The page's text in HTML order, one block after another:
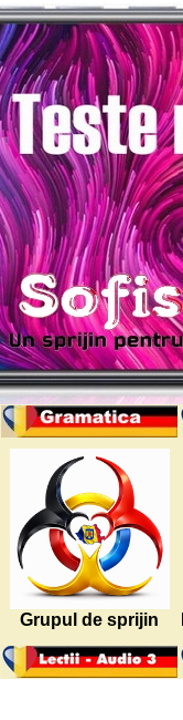
Grupul de sprijin